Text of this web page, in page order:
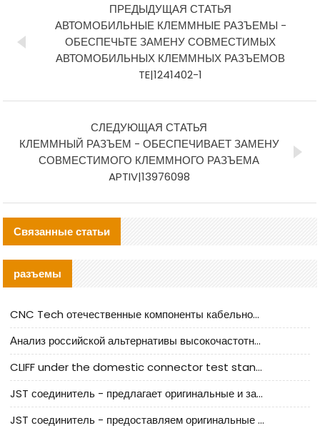
ПРЕДЫДУЩАЯ СТАТЬЯ
АВТОМОБИЛЬНЫЕ КЛЕММНЫЕ РАЗЪЕМЫ -
ОБЕСПЕЧЬТЕ ЗАМЕНУ СОВМЕСТИМЫХ
АВТОМОБИЛЬНЫХ КЛЕММНЫХ РАЗЪЕМОВ
TE|1241402-1
СЛЕДУЮЩАЯ СТАТЬЯ
КЛЕММНЫЙ РАЗЪЕМ - ОБЕСПЕЧИВАЕТ ЗАМЕНУ
СОВМЕСТИМОГО КЛЕММНОГО РАЗЪЕМА
APTIV|13976098
Связанные статьи
разъемы
CNC Tech отечественные компоненты кабельной арматуры оценка и руководство по производственному внедрению
Анализ российской альтернативы высокочастотных кабельных колодцев I-PEX
CLIFF under the domestic connector test standard update
JST соединитель - предлагает оригинальные и заменяющие JST NSHR-02V-S соединители
JST соединитель - предоставляем оригинальные JST GHR-09V-S соединители и их аналоги